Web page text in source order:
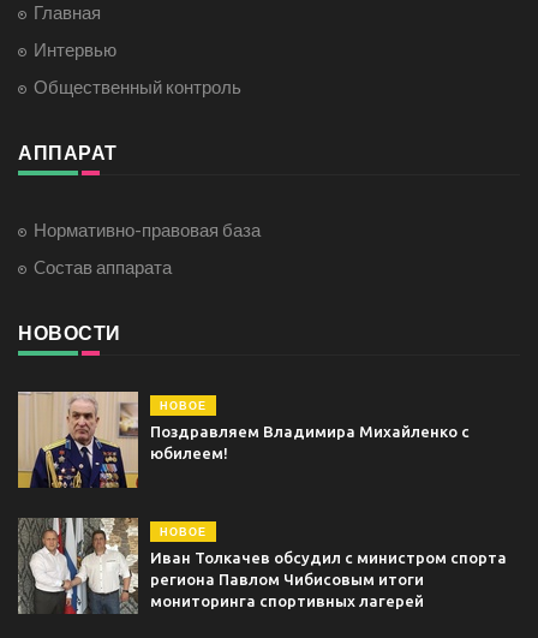
Главная
Интервью
Общественный контроль
АППАРАТ
Нормативно-правовая база
Cостав аппарата
НОВОСТИ
НОВОЕ
Поздравляем Владимира Михайленко с
юбилеем!
НОВОЕ
Иван Толкачев обсудил с министром спорта
региона Павлом Чибисовым итоги
мониторинга спортивных лагерей